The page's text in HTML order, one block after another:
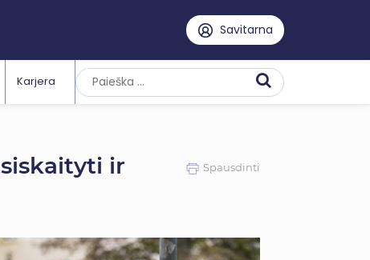
Savitarna
Karjera
ir
Spausdinti